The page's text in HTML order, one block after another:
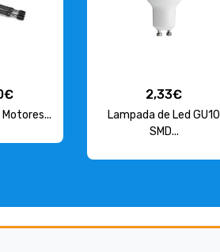
2,33€
Lampada de Led GU10
SMD...